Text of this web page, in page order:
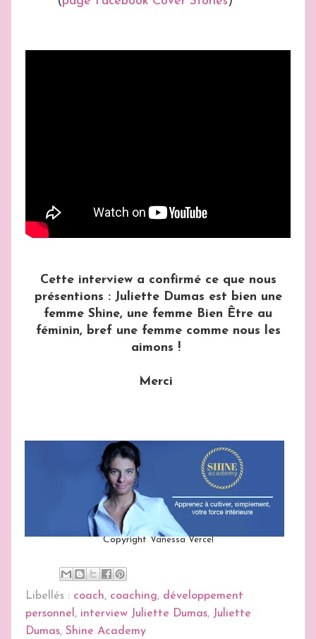
Cette interview a confirmé ce que nous
présentions : Juliette Dumas est bien une
femme Shine, une femme Bien Être au
féminin, bref une femme comme nous les
aimons !
Merci
CopyrightVanessa Vercel
Libellés : coach, coaching, développement
personnel , interview Juliette Dumas, Juliette
Dumas, Shine Academy